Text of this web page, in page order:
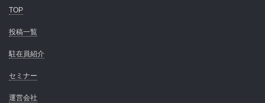
TOP
投稿一覧
駐在員紹介
セミナー
運営会社